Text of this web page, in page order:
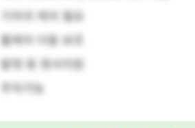
기저귀 케어 필요
휠체어 이동 보조
말벗 등 정서지원
주차가능